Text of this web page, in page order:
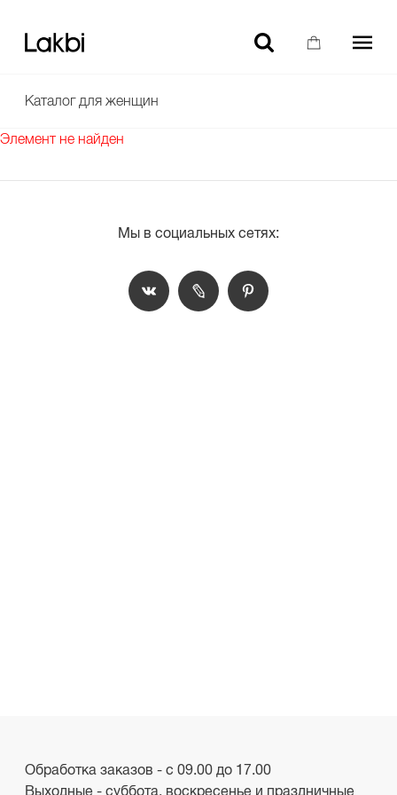
Каталог для женщин
Элемент не найден
Мы в социальных сетях:
Обработка заказов - с 09.00 до 17.00
Выходные - суббота, воскресенье и праздничные